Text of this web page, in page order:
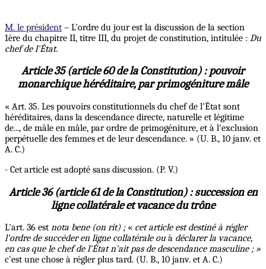
M. le président – L'ordre du jour est la discussion de la section
1ère du chapitre II, titre III, du projet de constitution, intitulée : Du
chef de l'État.
Article 35 (article 60 de la Constitution) : pouvoir
monarchique héréditaire, par primogéniture mâle
« Art. 35. Les pouvoirs constitutionnels du chef de l'État sont
héréditaires, dans la descendance directe, naturelle et légitime
de..., de mâle en mâle, par ordre de primogéniture, et à l'exclusion
perpétuelle des femmes et de leur descendance. » (U. B., 10 janv. et
A. C.)
- Cet article est adopté sans discussion. (P. V.)
Article 36 (article 61 de la Constitution) : succession en
ligne collatérale et vacance du trône
L'art. 36 est nota bene (on rit) ;« cet article est destiné à régler
l'ordre de succéder en ligne collatérale ou à déclarer la vacance,
en cas que le chef de l'État n'ait pas de descendance masculine ; »
c'est une chose à régler plus tard. (U. B., 10 janv. et A. C.)